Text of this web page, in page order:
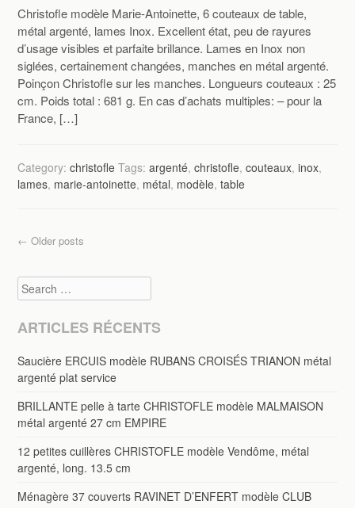
Christofle modèle Marie-Antoinette, 6 couteaux de table,
métal argenté, lames Inox. Excellent état, peu de rayures
d’usage visibles et parfaite brillance. Lames en Inox non
siglées, certainement changées, manches en métal argenté.
Poinçon Christofle sur les manches. Longueurs couteaux : 25
cm. Poids total : 681 g. En cas d’achats multiples: – pour la
France, […]
Category:christofle Tags:argenté,christofle,couteaux,inox,
lames, marie-antoinette, métal, modèle,table
Post navigation
← Older posts
Search
ARTICLES RÉCENTS
Saucière ERCUIS modèle RUBANS CROISÉS TRIANON métal
argenté plat service
BRILLANTE pelle à tarte CHRISTOFLE modèle MALMAISON
métal argenté 27 cm EMPIRE
12 petites cuillères CHRISTOFLE modèle Vendôme, métal
argenté, long. 13.5 cm
Ménagère 37 couverts RAVINET D’ENFERT modèle CLUB